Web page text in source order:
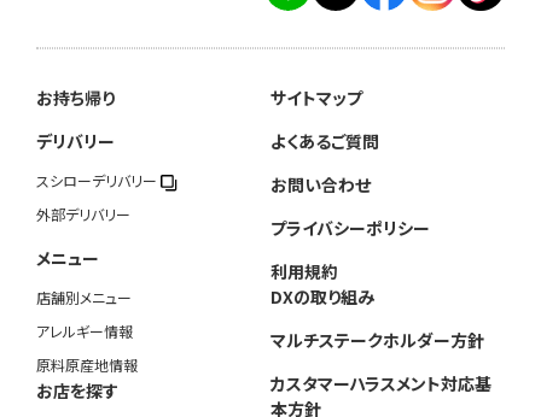
お持ち帰り
デリバリー
スシローデリバリー
外部デリバリー
メニュー
店舗別メニュー
アレルギー情報
原料原産地情報
お店を探す
サイトマップ
よくあるご質問
お問い合わせ
プライバシーポリシー
利用規約
DXの取り組み
マルチステークホルダー方針
カスタマーハラスメント対応基
本方針